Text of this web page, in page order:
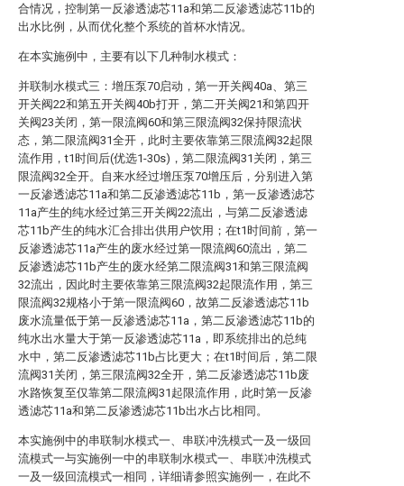
合情况，控制第一反渗透滤芯11a和第二反渗透滤芯11b的
出水比例，从而优化整个系统的首杯水情况。
在本实施例中，主要有以下几种制水模式：
并联制水模式三：增压泵70启动，第一开关阀40a、第三
开关阀22和第五开关阀40b打开，第二开关阀21和第四开
关阀23关闭，第一限流阀60和第三限流阀32保持限流状
态，第二限流阀31全开，此时主要依靠第三限流阀32起限
流作用，t1时间后(优选1-30s)，第二限流阀31关闭，第三
限流阀32全开。自来水经过增压泵70增压后，分别进入第
一反渗透滤芯11a和第二反渗透滤芯11b，第一反渗透滤芯
11a产生的纯水经过第三开关阀22流出，与第二反渗透滤
芯11b产生的纯水汇合排出供用户饮用；在t1时间前，第一
反渗透滤芯11a产生的废水经过第一限流阀60流出，第二
反渗透滤芯11b产生的废水经第二限流阀31和第三限流阀
32流出，因此时主要依靠第三限流阀32起限流作用，第三
限流阀32规格小于第一限流阀60，故第二反渗透滤芯11b
废水流量低于第一反渗透滤芯11a，第二反渗透滤芯11b的
纯水出水量大于第一反渗透滤芯11a，即系统排出的总纯
水中，第二反渗透滤芯11b占比更大；在t1时间后，第二限
流阀31关闭，第三限流阀32全开，第二反渗透滤芯11b废
水路恢复至仅靠第二限流阀31起限流作用，此时第一反渗
透滤芯11a和第二反渗透滤芯11b出水占比相同。
本实施例中的串联制水模式一、串联冲洗模式一及一级回
流模式一与实施例一中的串联制水模式一、串联冲洗模式
一及一级回流模式一相同，详细请参照实施例一，在此不